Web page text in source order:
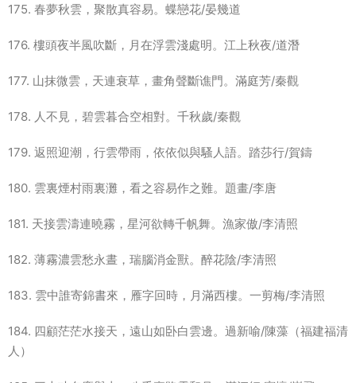
175. 春夢秋雲，聚散真容易。蝶戀花/晏幾道
176. 樓頭夜半風吹斷，月在浮雲淺處明。江上秋夜/道潛
177. 山抹微雲，天連衰草，畫角聲斷谯門。滿庭芳/秦觀
178. 人不見，碧雲暮合空相對。千秋歲/秦觀
179. 返照迎潮，行雲帶雨，依依似與騷人語。踏莎行/賀鑄
180. 雲裏煙村雨裏灘，看之容易作之難。題畫/李唐
181. 天接雲濤連曉霧，星河欲轉千帆舞。漁家傲/李清照
182. 薄霧濃雲愁永晝，瑞腦消金獸。醉花陰/李清照
183. 雲中誰寄錦書來，雁字回時，月滿西樓。一剪梅/李清照
184. 四顧茫茫水接天，遠山如卧白雲邊。過新喻/陳藻（福建福清
人）